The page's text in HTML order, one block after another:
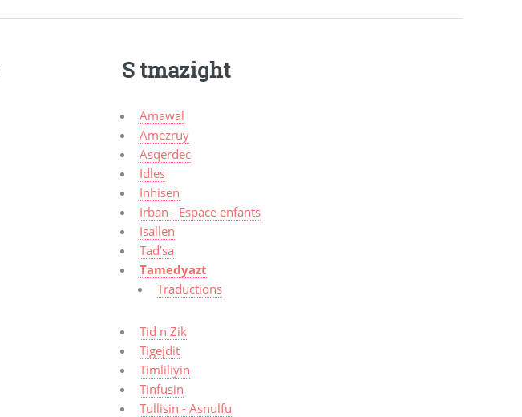
S tmazight
Amawal
Amezruy
Asqerdec
Idles
Inhisen
Irban - Espace enfants
Isallen
Tad’sa
Tamedyazt
Traductions
Tid n Zik
Tigejdit
Timliliyin
Tinfusin
Tullisin - Asnulfu